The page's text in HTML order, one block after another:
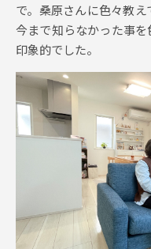
で。桑原さんに色々教
今まで知らなかった事
印象的でした。